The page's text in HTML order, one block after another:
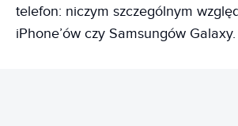
telefon: niczym szczególnym
iPhone’ów czy Samsungów Galaxy.